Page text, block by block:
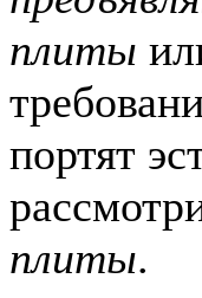
плиты
портят
плиты.